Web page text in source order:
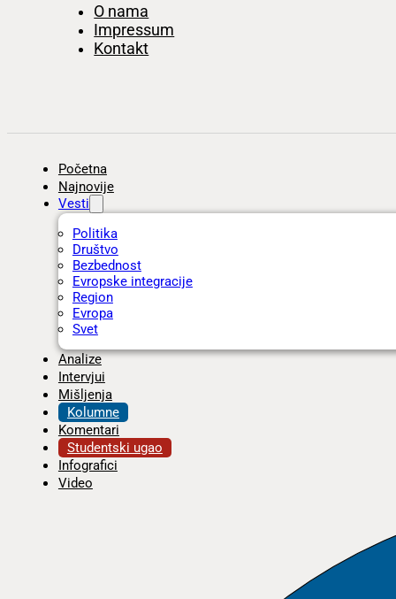
O nama
Impressum
Kontakt
Početna
Najnovije
Vesti
Politika
Društvo
Bezbednost
Evropske integracije
Region
Evropa
Svet
Analize
Intervjui
Mišljenja
Kolumne
Komentari
Studentski ugao
Infografici
Video